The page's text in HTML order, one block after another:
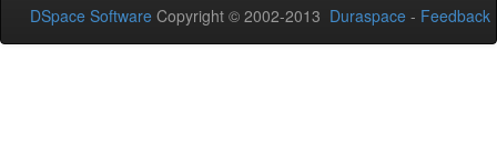
DSpace Software Copyright © 2002-2013 Duraspace - Feedback